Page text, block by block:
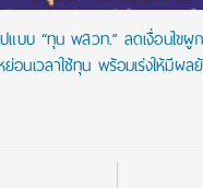
บบ “ทุน พสวท.” ลดเงื่อนไขผู
นเวลาใช้ทุน พร้อมเร่งให้มีผล